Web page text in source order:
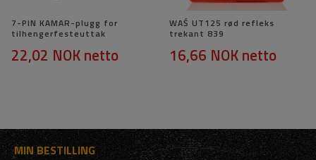
7-PIN KAMAR-plugg for
tilhengerfesteuttak
22,02 NOKnetto
WAŚ UT125 rød refleks
trekant 839
16,66 NOKnetto
MIN BESTILLING